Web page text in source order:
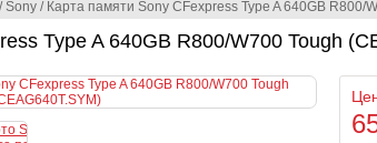
/Sony / Карта памяти Sony CFexpress Type A 640GB R800/
Type A 640GB R800/W700 Tough